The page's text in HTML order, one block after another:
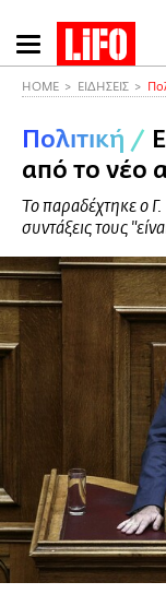
Παράκαμψη
προς
περιεχόμενο
HOME ΕΙΔΗΣΕΙΣ
Πολιτική /
από το νέο
Το παραδέχτηκε ο
συντάξεις τους